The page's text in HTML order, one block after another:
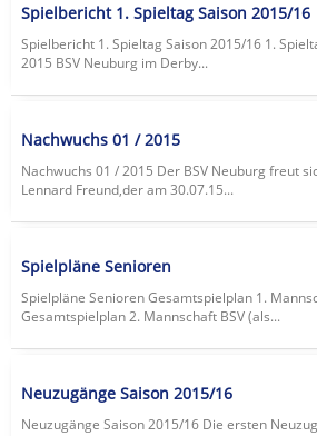
Spielbericht 1. Spieltag Saison 2015/16
Spielbericht 1. Spieltag Saison 2015/16 1.
2015 BSV Neuburg im Derby...
Nachwuchs 01 / 2015
Nachwuchs 01 / 2015 Der BSV Neuburg freut
Lennard Freund,der am 30.07.15...
Spielpläne Senioren
Spielpläne Senioren Gesamtspielplan 1.
Gesamtspielplan 2. Mannschaft BSV (als...
Neuzugänge Saison 2015/16
Neuzugänge Saison 2015/16 Die ersten